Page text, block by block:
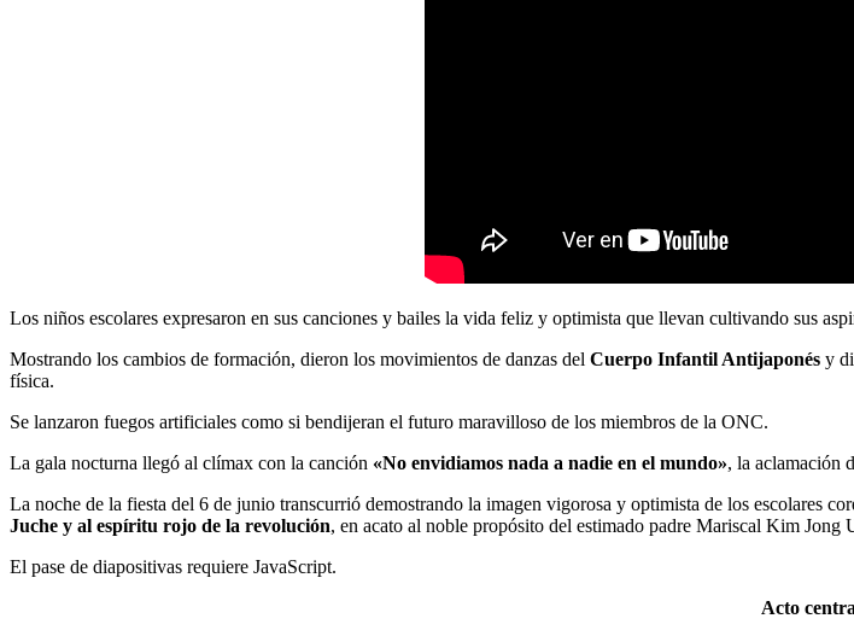
Los niños escolares expresaron en sus canciones y bailes la vida feliz y optimista que llevan cultivando sus
Mostrando los cambios de formación, dieron los movimientos de danzas del Cuerpo Infantil Antijaponés y
física.
Se lanzaron fuegos artificiales como si bendijeran el futuro maravilloso de los miembros de la ONC.
La gala nocturna llegó al clímax con la canción «No envidiamos nada a nadie en el mundo», la aclamación
La noche de la fiesta del 6 de junio transcurrió demostrando la imagen vigorosa y optimista de los escolares
Juche y al espíritu rojo de la revolución, en acato al noble propósito del estimado padre Mariscal Kim Jong
El pase de diapositivas requiere JavaScript.
Acto